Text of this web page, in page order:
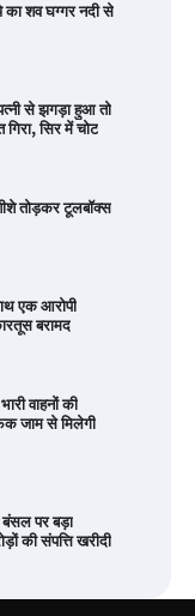
का शव घग्गर नदी से
से झगड़ा हुआ तो
सिर में चोट
तोड़कर टूलबॉक्स
एक आरोपी
बरामद
वाहनों की
जाम से मिलेगी
पर बड़ा
की संपत्ति खरीदी